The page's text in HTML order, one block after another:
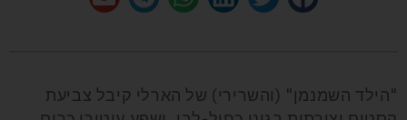
"הילד השמנמן" (והשרירי) של הארלי קיבל צביעת